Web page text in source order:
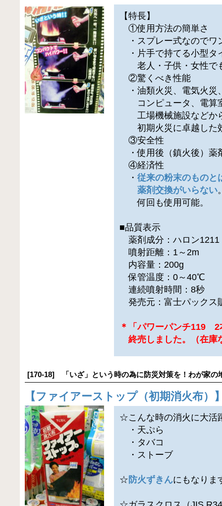
【特長】
①使用方法の簡単さ
・スプレー式なのでワ
・片手で持てる小型タ
老人・子供・女性で
②驚くべき性能
・油類火災、電気火災
コンピュータ、電算
工場機械施設などか
初期火災に卓越した
③安全性
・使用後（鎮火後）薬
④経済性
・従来の粉末のものと
薬剤交換がいらない
何回も使用可能。
■品質表示
薬剤成分：ハロン1211
噴射距離：1～2m
内容量：200g
保管温度：0～40℃
連続噴射時間：8秒
発売元：富士パックス
＊「パワーパンチ119 2
終売しました。（在庫
[170-18] 「いざ」という時の為に防災対策を！わが家の
【 ファイアーストップ（初期消火布）
☆こんな時の消火に大活
・天ぷら
・タバコ
・ストーブ
☆ 防火ずきんにもなりま